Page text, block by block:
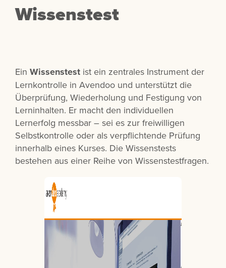
Wissenstest
Ein Wissenstest ist ein zentrales Instrument der
Lernkontrolle in Avendoo und unterstützt die
Überprüfung, Wiederholung und Festigung von
Lerninhalten. Er macht den individuellen
Lernerfolg messbar – sei es zur freiwilligen
Selbstkontrolle oder als verpflichtende Prüfung
innerhalb eines Kurses. Die Wissenstests
bestehen aus einer Reihe von Wissenstestfragen.